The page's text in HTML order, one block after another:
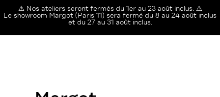
⚠️ Nos ateliers seront fermés du 1er au 23 août inclus. ⚠️
Le showroom Margot (Paris 11) sera fermé du 8 au 24 août inclus
et du 27 au 31 août inclus.